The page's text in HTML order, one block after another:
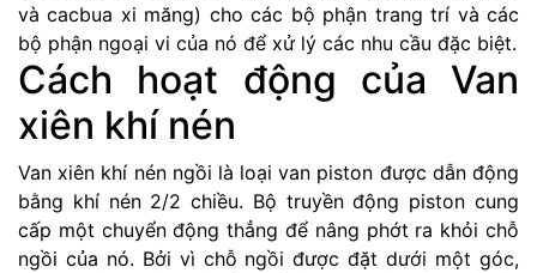
và cacbua xi măng) cho các bộ phận trang trí và các
bộ phận ngoại vi của nó để xử lý các nhu cầu đặc biệt.
Cách hoạt động của Van
xiên khí nén
Van xiên khí nén ngồi là loại van piston được dẫn động
bằng khí nén 2/2 chiều. Bộ truyền động piston cung
cấp một chuyển động thẳng để nâng phớt ra khỏi chỗ
ngồi của nó. Bởi vì chỗ ngồi được đặt dưới một góc,